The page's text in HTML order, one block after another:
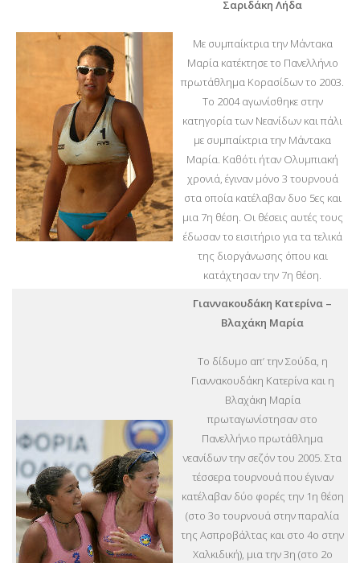
Σαριδάκη Λήδα
Με συμπαίκτρια την Μάντακα
Μαρία κατέκτησε το Πανελλήνιο
πρωτάθλημα Κορασίδων το 2003.
Το 2004 αγωνίσθηκε στην
κατηγορία των Νεανίδων και πάλι
με συμπαίκτρια την Μάντακα
Μαρία. Καθότι ήταν Ολυμπιακή
χρονιά, έγιναν μόνο 3 τουρνουά
στα οποία κατέλαβαν δυο 5ες και
μια 7η θέση. Οι θέσεις αυτές τους
έδωσαν το εισιτήριο για τα τελικά
της διοργάνωσης όπου και
κατάχτησαν την 7η θέση.
Γιαννακουδάκη Κατερίνα –
Βλαχάκη Μαρία
Το δίδυμο απ’ την Σούδα, η
Γιαννακουδάκη Κατερίνα και η
Βλαχάκη Μαρία
πρωταγωνίστησαν στο
Πανελλήνιο πρωτάθλημα
νεανίδων την σεζόν του 2005. Στα
τέσσερα τουρνουά που έγιναν
κατέλαβαν δύο φορές την 1η θέση
(στο 3ο τουρνουά στην παραλία
της Ασπροβάλτας και στο 4ο στην
Χαλκιδική), μια την 3η (στο 2ο